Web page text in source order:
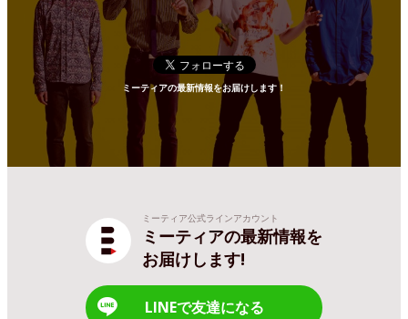
ミーティアの最新情報をお届けします！
ミーティア公式ラインアカウント
ミーティアの最新情報を
お届けします!
LINEで友達になる